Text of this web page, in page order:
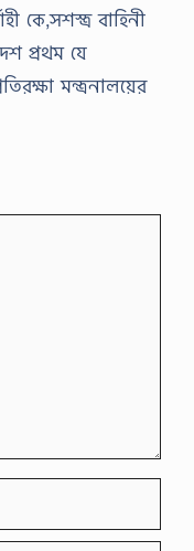
কে,সশস্ত্র বাহিনী
প্রথম যে
মন্ত্রনালয়ের